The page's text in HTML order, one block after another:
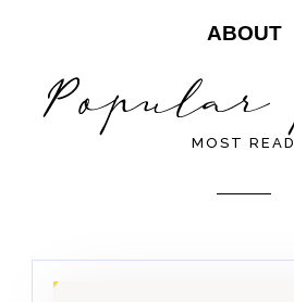
ABOUT
MOST READ